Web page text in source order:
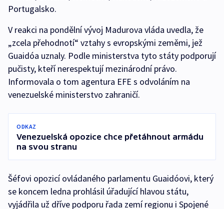
Portugalsko.
V reakci na pondělní vývoj Madurova vláda uvedla, že
„zcela přehodnotí“ vztahy s evropskými zeměmi, jež
Guaidóa uznaly. Podle ministerstva tyto státy podporují
pučisty, kteří nerespektují mezinárodní právo.
Informovala o tom agentura EFE s odvoláním na
venezuelské ministerstvo zahraničí.
ODKAZ
Venezuelská opozice chce přetáhnout armádu
na svou stranu
Šéfovi opozicí ovládaného parlamentu Guaidóovi, který
se koncem ledna prohlásil úřadující hlavou státu,
vyjádřila už dříve podporu řada zemí regionu i Spojené